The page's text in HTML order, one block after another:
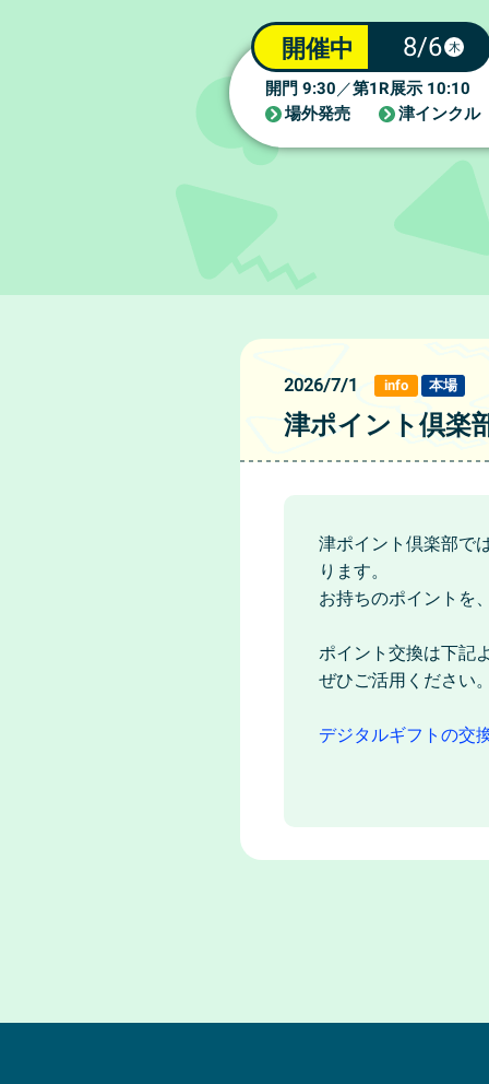
開催中 8/6 木
開門 9:30 ／第1R展示 10:10
場外発売 津インクル
2026/7/1 info 本場
津ポイント倶楽
津ポイント倶楽部で
ります。
お持ちのポイントを
ポイント交換は下記
ぜひご活用ください
デジタルギフトの交